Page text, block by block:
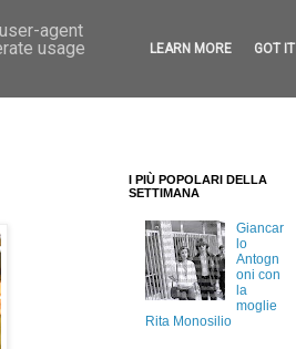
I PIÙ POPOLARI DELLA
SETTIMANA
Giancar
lo
Antogn
oni con
la
moglie
Rita Monosilio
agent
usage
LEARN MORE GOT IT